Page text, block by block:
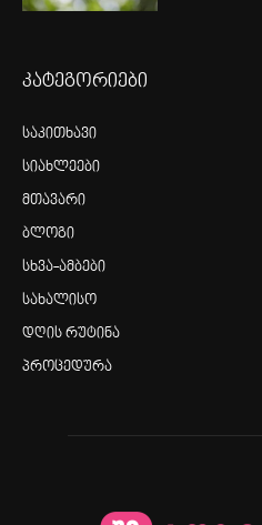
კატეგორიები
საკითხავი
სიახლეები
მთავარი
ბლოგი
სხვა-ამბები
სახალისო
დღის რუტინა
პროცედურა